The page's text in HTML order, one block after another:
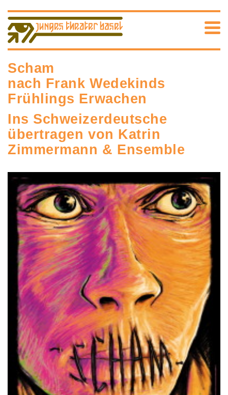
Scham
nach Frank Wedekinds
Frühlings Erwachen
Ins Schweizerdeutsche
übertragen von Katrin
Zimmermann & Ensemble